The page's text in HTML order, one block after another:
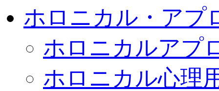
ホロニカル・アプ
ホロニカルアプ
ホロニカル心理